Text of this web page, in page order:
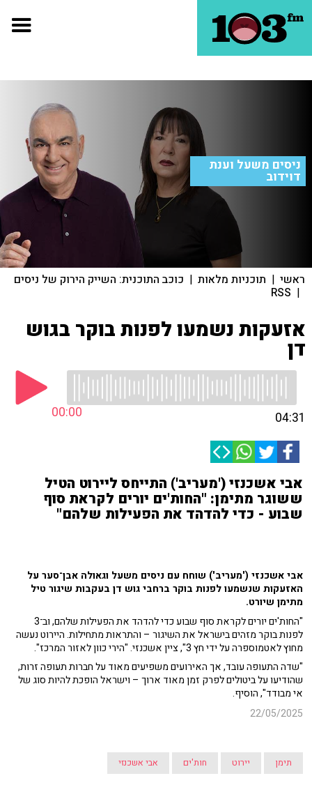
ניסים משעל וענת
דוידוב
ראשי | תוכניות מלאות | כוכב התוכנית: השייק הירוק של ניסים
|
RSS
אזעקות נשמעו לפנות בוקר בגוש
דן
00:00 04:31
אבי אשכנזי ('מעריב') התייחס ליירוט הטיל
ששוגר מתימן: "החות'ים יורים לקראת סוף
שבוע - כדי להדהד את הפעילות שלהם"
אבי אשכנזי ('מעריב') שוחח עם ניסים משעל וגאולה אבן־סער על
האזעקות שנשמעו לפנות בוקר ברחבי גוש דן בעקבות שיגור טיל
מתימן שיורט.
"החות'ים יורים לקראת סוף שבוע כדי להדהד את הפעילות שלהם, וב־3
לפנות בוקר מזהים בישראל את השיגור – והתראות מתחילות. היירוט נעשה
מחוץ לאטמוספרה על ידי חץ 3", ציין אשכנזי. "הירי כוון לאזור המרכז".
"שדה התעופה עובד, אך האירועים משפיעים מאוד על חברות תעופה זרות,
שהודיעו על ביטולים לפרק זמן מאוד ארוך – וישראל הופכת להיות סוג של
אי מבודד", הוסיף.
22/05/2025
תימן יירוט חות'ים אבי אשכנזי